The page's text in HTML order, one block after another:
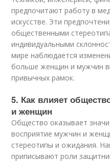
предпочитают работу в
искусстве. Эти
общественными
индивидуальными
мире наблюдается
больше женщин и мужчин
привычных рамок.
5. Как влияет
и женщин
Общество оказывает
восприятие мужчин и
стереотипы и ожидания.
приписывают роли